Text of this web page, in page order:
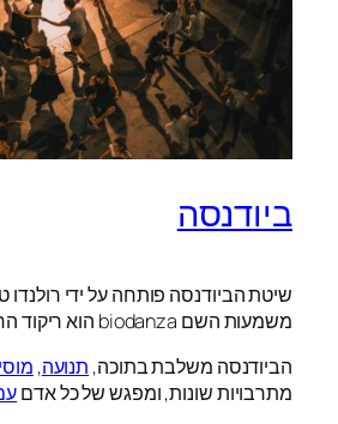
ביודנסה
שיטת הביודנסה פותחה על ידי רולנדו
משמעות השם biodanza הוא ריקוד החיים.
הביודנסה משלבת בתוכה, תנועה,
מתרבויות שונות, ומפגש של כל אדם